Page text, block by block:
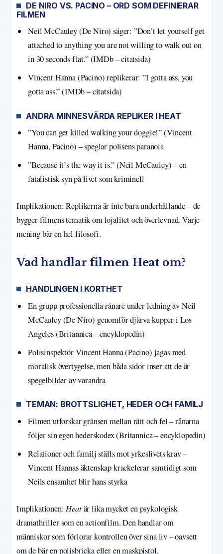
DE NIRO VS. PACINO – ORD SOM DEFINIERAR
FILMEN
Neil McCauley (De Niro) säger: ”Don’t let yourself get
attached to anything you are not willing to walk out on
in 30 seconds flat.” (IMDb – citatsida)
Vincent Hanna (Pacino) replikerar: ”I gotta ass, you
gotta ass.” (IMDb – citatsida)
ANDRA MINNESVÄRDA REPLIKER I HEAT
”You can get killed walking your doggie!” (Vincent
Hanna, Pacino) – speglar polisens paranoia
”Because it’s the way it is.” (Neil McCauley) – en
fatalistisk syn på livet som kriminell
Implikationen: Replikerna är inte bara underhållande – de
bygger filmens tematik om lojalitet och överlevnad. Varje
mening bär en hel filosofi.
Vad handlar filmen Heat om?
HANDLINGEN I KORTHET
En grupp professionella rånare under ledning av Neil
McCauley (De Niro) genomför djärva kupper i Los
Angeles (Britannica – encyklopedin)
Polisinspektör Vincent Hanna (Pacino) jagas med
moralisk övertygelse, men båda sidor inser att de är
spegelbilder av varandra
TEMAN: BROTTSLIGHET, HEDER OCH FAMILJ
Filmen utforskar gränsen mellan rätt och fel – rånarna
följer sin egen hederskodex (Britannica – encyklopedin)
Relationer och familj ställs mot yrkeslivets krav –
Vincent Hannas äktenskap krackelerar samtidigt som
Neils ensamhet blir hans styrka
Implikationen:Heatär lika mycket en psykologisk
dramathriller som en actionfilm. Den handlar om
människor som förlorar kontrollen över sina liv – oavsett
om de bär en polisbricka eller en maskpistol.